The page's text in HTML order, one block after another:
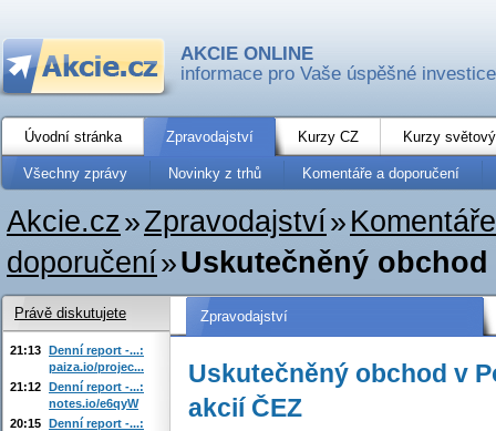
AKCIE ONLINE
informace pro Vaše úspěšné investice
Úvodní stránka Zpravodajství Kurzy CZ Kurzy
Všechny zprávy Novinky z trhů Komentáře a doporučení
Akcie.cz»Zpravodajství»
doporučení»Uskutečněný
Zpravodajství
Uskutečněný obchod v
akcií ČEZ
Právě diskutujete
21:13 Denní report -...:
paiza.io/projec...
21:12 Denní report -...:
notes.io/e6qyW
20:15 Denní report -...: